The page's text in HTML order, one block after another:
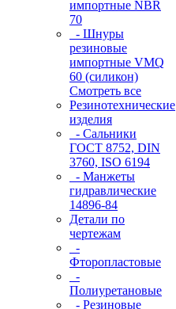
импортные NBR
70
- Шнуры
резиновые
импортные VMQ
60 (силикон)
Смотреть все
Резинотехнические
изделия
- Сальники
ГОСТ 8752, DIN
3760, ISO 6194
- Манжеты
гидравлические
14896-84
Детали по
чертежам
-
Фторопластовые
-
Полиуретановые
- Резиновые